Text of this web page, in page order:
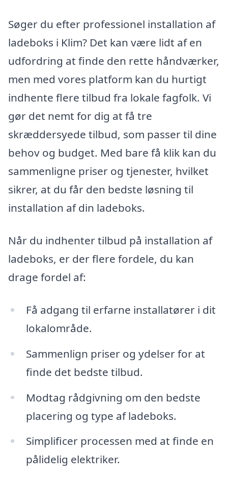
Søger du efter professionel installation af
ladeboks i Klim? Det kan være lidt af en
udfordring at finde den rette håndværker,
men med vores platform kan du hurtigt
indhente flere tilbud fra lokale fagfolk. Vi
gør det nemt for dig at få tre
skræddersyede tilbud, som passer til dine
behov og budget. Med bare få klik kan du
sammenligne priser og tjenester, hvilket
sikrer, at du får den bedste løsning til
installation af din ladeboks.
Når du indhenter tilbud på installation af
ladeboks, er der flere fordele, du kan
drage fordel af:
Få adgang til erfarne installatører i dit
lokalområde.
Sammenlign priser og ydelser for at
finde det bedste tilbud.
Modtag rådgivning om den bedste
placering og type af ladeboks.
Simplificer processen med at finde en
pålidelig elektriker.